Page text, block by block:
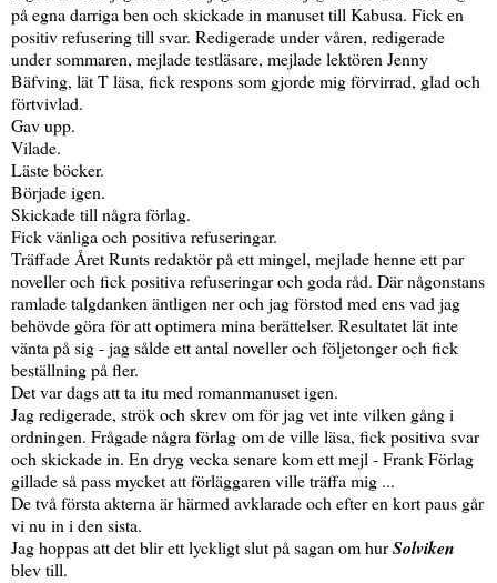
på egna darriga ben och skickade in manuset till Kabusa. Fick en
positiv refusering till svar. Redigerade under våren, redigerade
under sommaren, mejlade testläsare, mejlade lektören Jenny
Bäfving, lät T läsa, fick respons som gjorde mig förvirrad, glad och
förtvivlad.
Gav upp.
Vilade.
Läste böcker.
Började igen.
Skickade till några förlag.
Fick vänliga och positiva refuseringar.
Träffade Året Runts redaktör på ett mingel, mejlade henne ett par
noveller och fick positiva refuseringar och goda råd. Där någonstans
ramlade talgdanken äntligen ner och jag förstod med ens vad jag
behövde göra för att optimera mina berättelser. Resultatet lät inte
vänta på sig - jag sålde ett antal noveller och följetonger och fick
beställning på fler.
Det var dags att ta itu med romanmanuset igen.
Jag redigerade, strök och skrev om för jag vet inte vilken gång i
ordningen. Frågade några förlag om de ville läsa, fick positiva svar
och skickade in. En dryg vecka senare kom ett mejl - Frank Förlag
gillade så pass mycket att förläggaren ville träffa mig ...
De två första akterna är härmed avklarade och efter en kort paus går
vi nu in i den sista.
Jag hoppas att det blir ett lyckligt slut på sagan om hurSolviken
blev till.